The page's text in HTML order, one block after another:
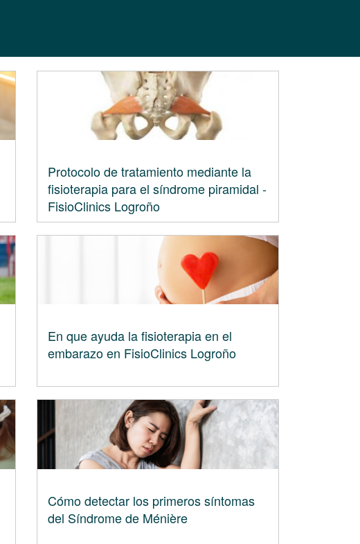
Protocolo de tratamiento mediante la
fisioterapia para el síndrome piramidal -
FisioClinics Logroño
En que ayuda la fisioterapia en el
embarazo en FisioClinics Logroño
Cómo detectar los primeros síntomas
del Síndrome de Ménière